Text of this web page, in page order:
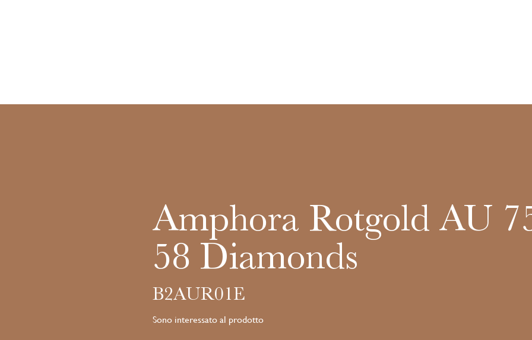
Amphora Rotgold AU
58 Diamonds
B2AUR01E
Sono interessato al prodotto